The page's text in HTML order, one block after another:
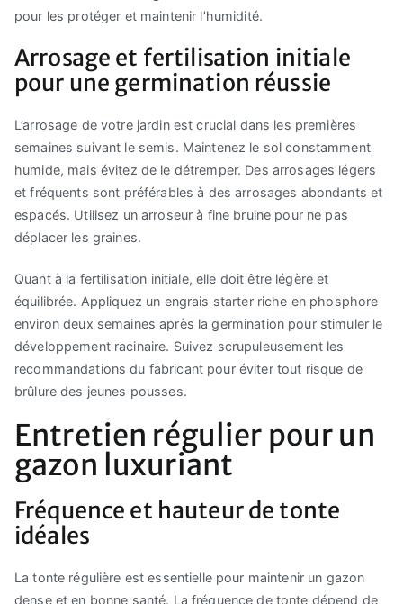
pour les protéger et maintenir l’humidité.
Arrosage et fertilisation initiale
pour une germination réussie
L’arrosage de votre jardin est crucial dans les premières
semaines suivant le semis. Maintenez le sol constamment
humide, mais évitez de le détremper. Des arrosages légers
et fréquents sont préférables à des arrosages abondants et
espacés. Utilisez un arroseur à fine bruine pour ne pas
déplacer les graines.
Quant à la fertilisation initiale, elle doit être légère et
équilibrée. Appliquez un engrais starter riche en phosphore
environ deux semaines après la germination pour stimuler le
développement racinaire. Suivez scrupuleusement les
recommandations du fabricant pour éviter tout risque de
brûlure des jeunes pousses.
Entretien régulier pour un
gazon luxuriant
Fréquence et hauteur de tonte
idéales
La tonte régulière est essentielle pour maintenir un gazon
dense et en bonne santé. La fréquence de tonte dépend de